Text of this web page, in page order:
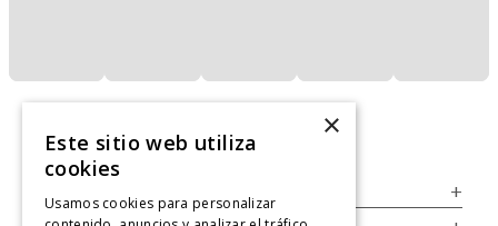
+
×
Este sitio web utiliza
cookies
Usamos cookies para personalizar